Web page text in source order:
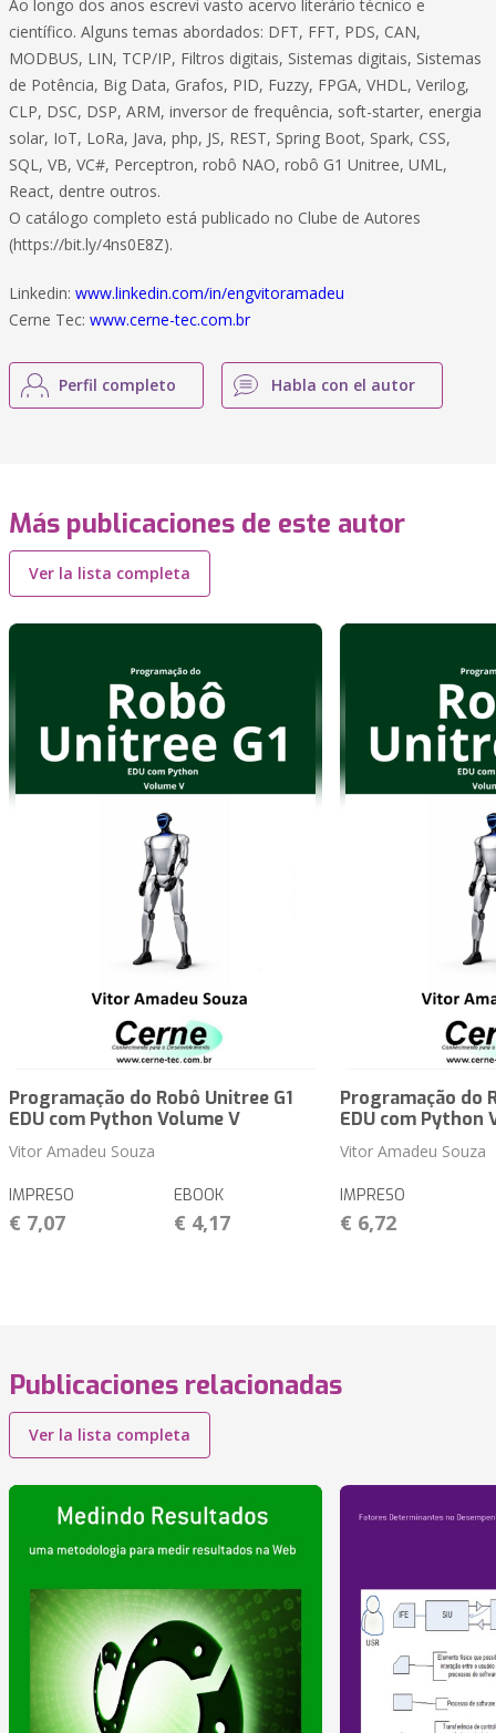
Ao longo dos anos escrevi vasto acervo literário técnico e
científico. Alguns temas abordados: DFT, FFT, PDS, CAN,
MODBUS, LIN, TCP/IP, Filtros digitais, Sistemas digitais, Sistemas
de Potência, Big Data, Grafos, PID, Fuzzy, FPGA, VHDL, Verilog,
CLP, DSC, DSP, ARM, inversor de frequência, soft-starter, energia
solar, IoT, LoRa, Java, php, JS, REST, Spring Boot, Spark, CSS,
SQL, VB, VC#, Perceptron, robô NAO, robô G1 Unitree, UML,
React, dentre outros.
O catálogo completo está publicado no Clube de Autores
(https://bit.ly/4ns0E8Z).
Linkedin: www.linkedin.com/in/engvitoramadeu
Cerne Tec: www.cerne-tec.com.br
Perfil completo Habla con el autor
Más publicaciones de este autor
Ver la lista completa
Programação do Robô Unitree G1
EDU com Python Volume V
Vitor Amadeu Souza
IMPRESO
€ 7,07
EBOOK
€ 4,17
Programação do
EDU com Python
Vitor Amadeu Souza
IMPRESO
€ 6,72
Publicaciones relacionadas
Ver la lista completa